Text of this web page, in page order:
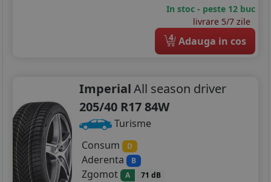
In stoc - peste 12 buc
livrare 5/7 zile
4 Adauga in cos
ImperialAll season driver
205/40 R17 84W
Turisme
Consum
D
Aderenta B
Zgomot A 71 dB